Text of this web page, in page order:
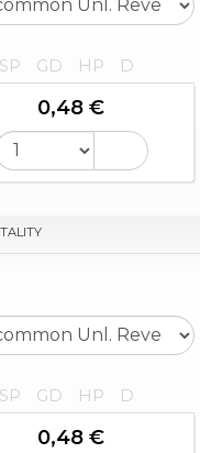
SP GD HP D
0,48 €
SP GD HP D
0,48 €